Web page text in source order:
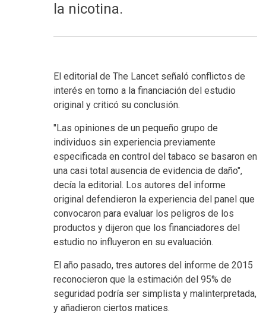
la nicotina.
El editorial de The Lancet señaló conflictos de
interés en torno a la financiación del estudio
original y criticó su conclusión.
"Las opiniones de un pequeño grupo de
individuos sin experiencia previamente
especificada en control del tabaco se basaron en
una casi total ausencia de evidencia de daño",
decía la editorial. Los autores del informe
original defendieron la experiencia del panel que
convocaron para evaluar los peligros de los
productos y dijeron que los financiadores del
estudio no influyeron en su evaluación.
El año pasado, tres autores del informe de 2015
reconocieron que la estimación del 95% de
seguridad podría ser simplista y malinterpretada,
y añadieron ciertos matices.